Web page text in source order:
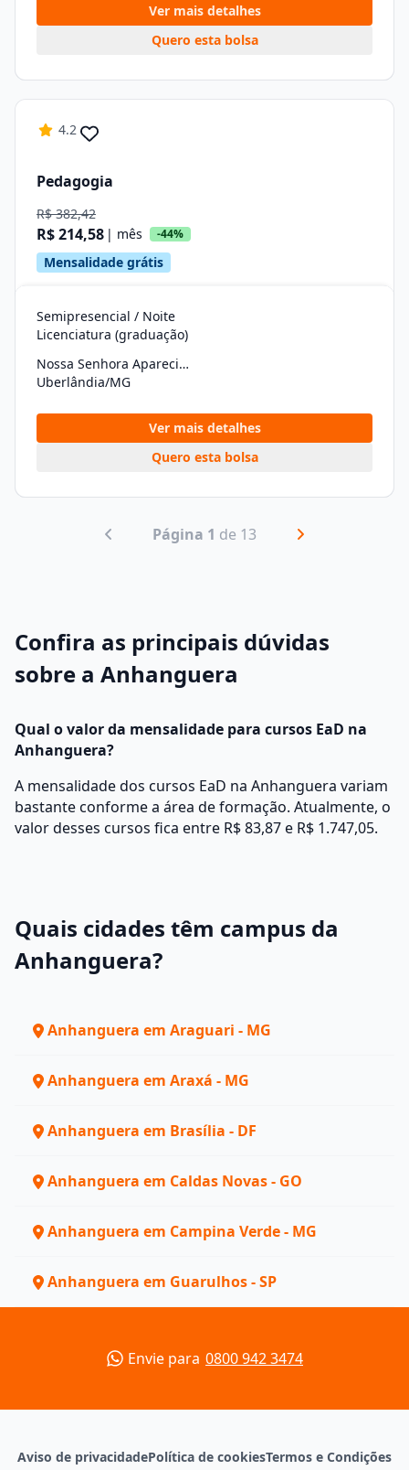
Ver mais detalhes
Quero esta bolsa
4.2
Pedagogia
R$ 382,42
R$ 214,58 | mês -44%
Mensalidade grátis
Semipresencial / Noite
Licenciatura (graduação)
Nossa Senhora Aparecida
Uberlândia/MG
Ver mais detalhes
Quero esta bolsa
Página 1 de 13
Confira as principais dúvidas
sobre a Anhanguera
Qual o valor da mensalidade para cursos EaD na
Anhanguera?
A mensalidade dos cursos EaD na Anhanguera variam
bastante conforme a área de formação. Atualmente, o
valor desses cursos fica entre R$ 83,87 e R$ 1.747,05.
Quais cidades têm campus da
Anhanguera?
Anhanguera em Araguari - MG
Anhanguera em Araxá - MG
Anhanguera em Brasília - DF
Anhanguera em Caldas Novas - GO
Anhanguera em Campina Verde - MG
Anhanguera em Guarulhos - SP
Envie para 0800 942 3474
Aviso de privacidadePolítica de cookiesTermos e Condições